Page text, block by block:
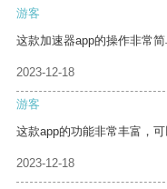
游客
这款加速器app的操作非常
2023-12-18
游客
这款app的功能非常丰富，
2023-12-18